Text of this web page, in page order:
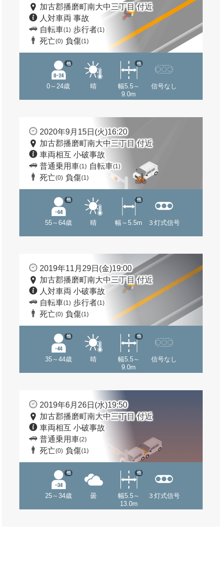
加古郡播磨町南大中三丁目 付近
人対車両 事故
自転車(1) 歩行者(1)
死亡(0) 負傷(1)
0～24歳
他
晴
幅5.5～
9.0m
他
信号なし
2020年9月15日(火)16:20
加古郡播磨町南大中三丁目 付近
車両相互 小破事故
普通乗用車(1) 自転車(1)
死亡(0) 負傷(1)
55～64歳
他
晴 幅～5.5m
他
３灯式信号
2019年11月29日(金)19:00
加古郡播磨町南大中三丁目 付近
人対車両 小破事故
自転車(1) 歩行者(1)
死亡(0) 負傷(1)
35～44歳
他
晴
幅5.5～
9.0m
他
信号なし
2019年6月26日(水)19:50
加古郡播磨町南大中三丁目 付近
車両相互 小破事故
普通乗用車(2)
死亡(0) 負傷(1)
25～34歳
他
曇
幅5.5～
13.0m
他
３灯式信号